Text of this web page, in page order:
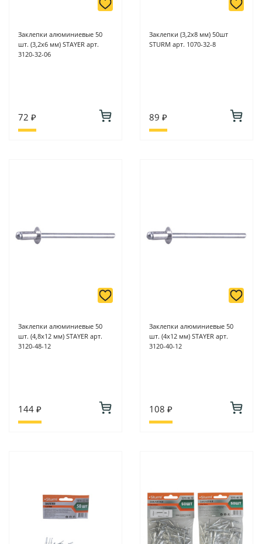
Заклепки алюминиевые 50
шт. (3,2х6 мм) STAYER арт.
3120-32-06
72 ₽
Заклепки (3,2х8 мм) 50шт
STURM арт. 1070-32-8
89 ₽
Заклепки алюминиевые 50
шт. (4,8х12 мм) STAYER арт.
3120-48-12
144 ₽
Заклепки алюминиевые 50
шт. (4х12 мм) STAYER арт.
3120-40-12
108 ₽